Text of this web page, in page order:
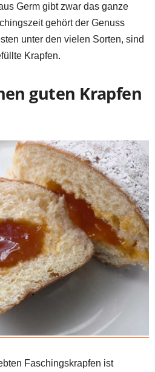
Germ gibt zwar das ganze
gehört der Genuss
unter den vielen Sorten, sind
Krapfen.
guten Krapfen
Faschingskrapfen ist